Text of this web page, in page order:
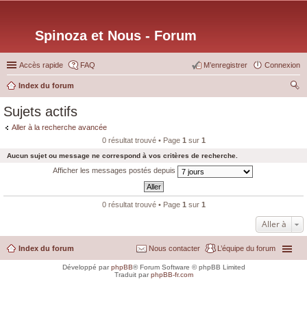
Spinoza et Nous - Forum
Accès rapide FAQ Connexion
M’enregistrer
Index du forum
Sujets actifs
Aller à la recherche avancée
0 résultat trouvé • Page 1 sur 1
Aucun sujet ou message ne correspond à vos critères de recherche.
Afficher les messages postés depuis
0 résultat trouvé • Page 1 sur 1
Aller à
Index du forum L’équipe du forum
Nous contacter
Développé parphpBB® Forum Software © phpBB Limited
Traduit parphpBB-fr.com